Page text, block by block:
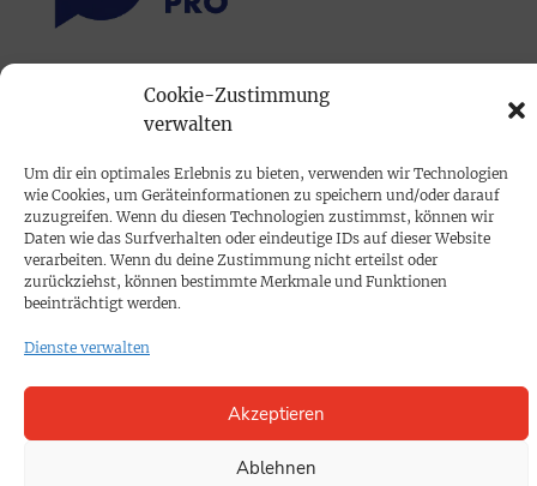
Cookie-Zustimmung
verwalten
Um dir ein optimales Erlebnis zu bieten, verwenden wir Technologien
wie Cookies, um Geräteinformationen zu speichern und/oder darauf
zuzugreifen. Wenn du diesen Technologien zustimmst, können wir
Daten wie das Surfverhalten oder eindeutige IDs auf dieser Website
verarbeiten. Wenn du deine Zustimmung nicht erteilst oder
zurückziehst, können bestimmte Merkmale und Funktionen
beeinträchtigt werden.
Dienste verwalten
Akzeptieren
Ablehnen
PRINTAUSGABE
Mediadaten
PROKOMPAKT
Impressum
SPENDEN
Datenschutz
Cookie-Richtlinie